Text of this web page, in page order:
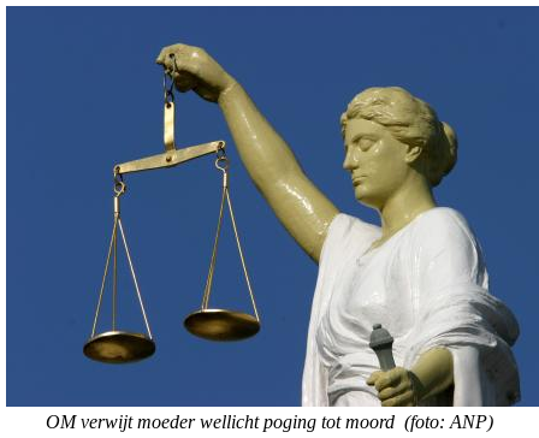
OM verwijt moeder wellicht poging tot moord (foto: ANP)